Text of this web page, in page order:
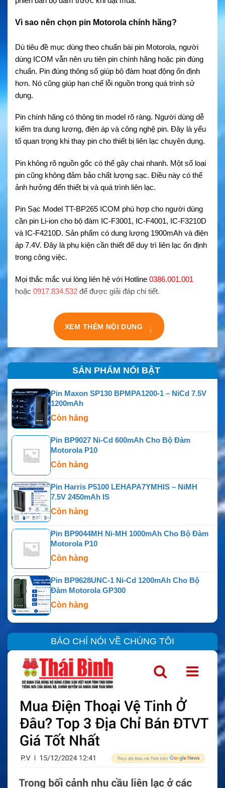
Vì sao nên chọn pin Motorola chính hãng?
Dù tiêu đề mục dùng theo chuẩn bài pin Motorola, người
dùng ICOM vẫn nên ưu tiên pin chính hãng hoặc pin đúng
chuẩn. Pin đúng thông số giúp bộ đàm hoạt động ổn định
hơn. Nó cũng giúp hạn chế lỗi nguồn trong quá trình sử
dụng.
Pin chính hãng có thông tin model rõ ràng. Người dùng dễ
kiểm tra dung lượng, điện áp và công nghệ pin. Đây là yếu
tố quan trọng khi thay pin cho thiết bị liên lạc chuyên dụng.
Pin không rõ nguồn gốc có thể gây chai nhanh. Một số loại
pin cũng không đảm bảo chất lượng sạc. Điều này có thể
ảnh hưởng đến thiết bị và quá trình liên lạc.
Pin Sạc Model TT-BP265 ICOM phù hợp cho người dùng
cần pin Li-ion cho bộ đàm IC-F3001, IC-F4001, IC-F3210D
và IC-F4210D. Sản phẩm có dung lượng 1900mAh và điện
áp 7.4V. Đây là phụ kiện cần thiết để duy trì liên lạc ổn định
trong công việc.
Mọi thắc mắc vui lòng liên hệ với Hotline 0386.001.001
hoặc 0917.834.532 để được giải đáp chi tiết.
XEM THÊM NỘI DUNG ↓
SẢN PHẨM NỔI BẬT
Pin Maxon SP130 BPMPA1200-1 – NiCd 7.5V
1200mAh
Còn hàng
Pin BP9027 Ni-Cd 600mAh Cho Bộ Đàm
Motorola P10
Còn hàng
Pin Harris P5100 LEHAPA7YMHIS – NiMH
7.5V 2450mAh IS
Còn hàng
Pin BP9044MH Ni-MH 1000mAh Cho Bộ Đàm
Motorola P10
Còn hàng
Pin BP9628UNC-1 Ni-Cd 1200mAh Cho Bộ
Đàm Motorola GP300
Còn hàng
BÁO CHÍ NÓI VỀ CHÚNG TÔI